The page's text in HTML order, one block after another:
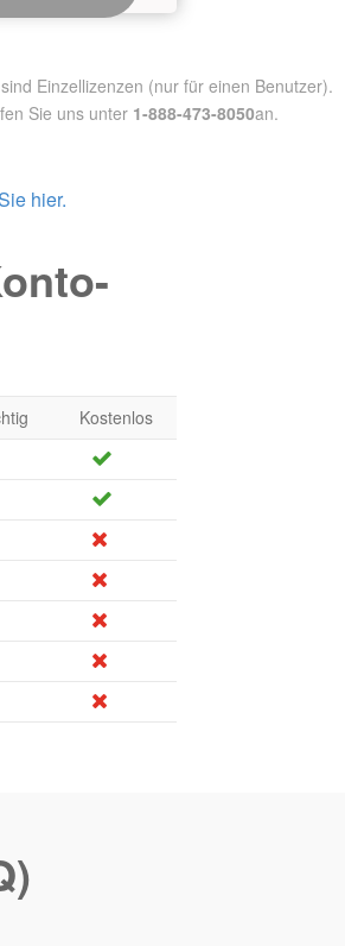
Einzellizenzen (nur für einen Benutzer).
Sie uns unter 1-888-473-8050an.
hier.
Kostenlos